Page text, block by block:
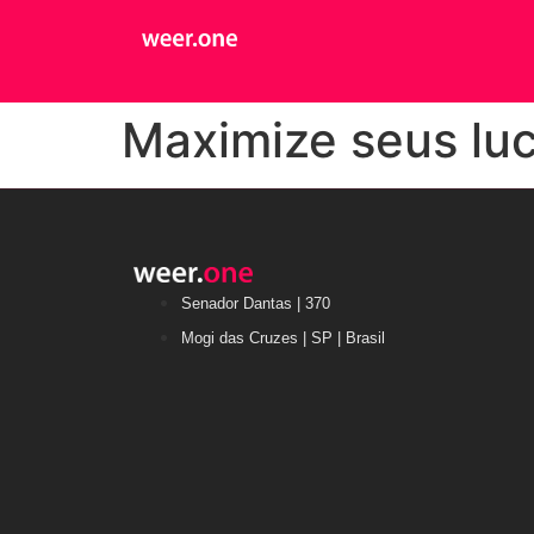
Maximize seus
Senador Dantas | 370
Mogi das Cruzes | SP | Brasil